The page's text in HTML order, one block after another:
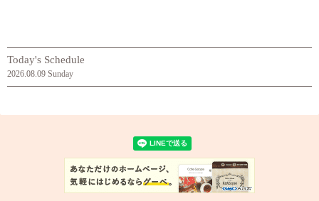
Today's Schedule
2026.08.09 Sunday